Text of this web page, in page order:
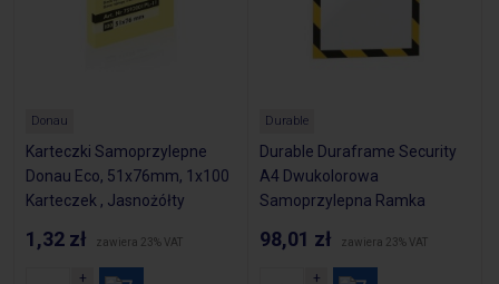
Donau
Karteczki Samoprzylepne
Donau Eco, 51x76mm, 1x100
Karteczek , Jasnożółty
1,32 zł zawiera 23% VAT
Durable
Durable Duraframe Security
A4 Dwukolorowa
Samoprzylepna Ramka
98,01 zł zawiera 23% VAT